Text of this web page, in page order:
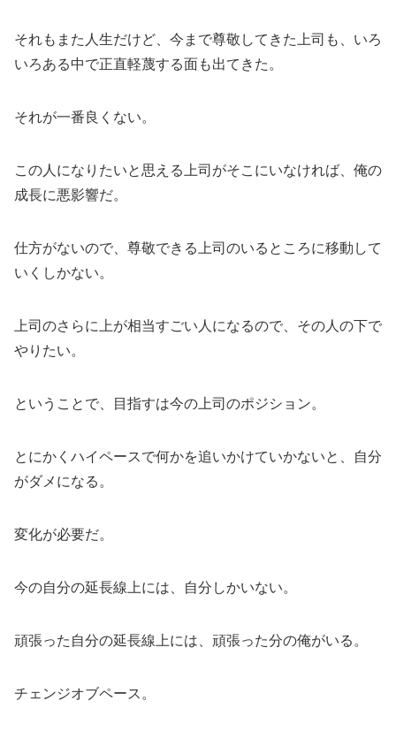
それもまた人生だけど、今まで尊敬してきた上司も、いろ
いろある中で正直軽蔑する面も出てきた。
それが一番良くない。
この人になりたいと思える上司がそこにいなければ、俺の
成長に悪影響だ。
仕方がないので、尊敬できる上司のいるところに移動して
いくしかない。
上司のさらに上が相当すごい人になるので、その人の下で
やりたい。
ということで、目指すは今の上司のポジション。
とにかくハイペースで何かを追いかけていかないと、自分
がダメになる。
変化が必要だ。
今の自分の延長線上には、自分しかいない。
頑張った自分の延長線上には、頑張った分の俺がいる。
チェンジオブペース。